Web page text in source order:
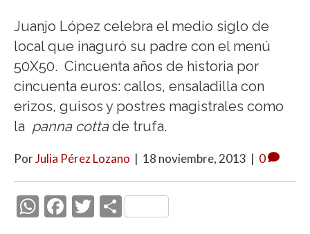
Juanjo López celebra el medio siglo de
local que inaguró su padre con el menú
50X50. Cincuenta años de historia por
cincuenta euros: callos, ensaladilla con
erizos, guisos y postres magistrales como
la panna cottade trufa.
PorJulia Pérez Lozano | 18 noviembre, 2013 | 0
W F
T C